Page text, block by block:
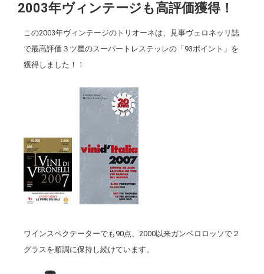
2003年ヴィンテージも高評価獲得！
この2003年ヴィンテージのトリオーネは、見事ヴェロネッリ誌
で最高評価３ツ星のスーパートレステッレの「93ポイント」を
獲得しました！！
ワインスペクテーターでも90点、2000以来ガンベロロッソで２
グラスを順調に保持し続けています。